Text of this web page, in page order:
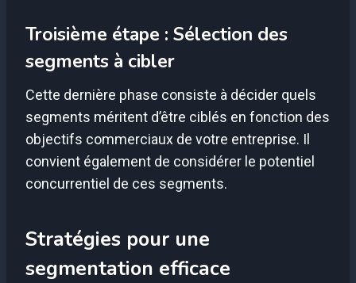
Troisième étape : Sélection des
segments à cibler
Cette dernière phase consiste à décider quels
segments méritent d’être ciblés en fonction des
objectifs commerciaux de votre entreprise. Il
convient également de considérer le potentiel
concurrentiel de ces segments.
Stratégies pour une
segmentation efficace